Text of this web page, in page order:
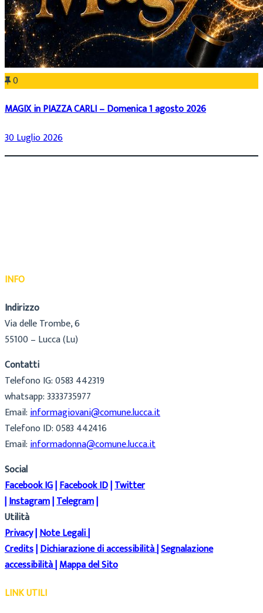
0
MAGIX in PIAZZA CARLI – Domenica 1 agosto 2026
30 Luglio 2026
INFO
Indirizzo
Via delle Trombe, 6
55100 – Lucca (Lu)
Contatti
Telefono IG: 0583 442319
whatsapp: 3333735977
Email:informagiovani@comune.lucca.it
Telefono ID: 0583 442416
Email:informadonna@comune.lucca.it
Social
Facebook IG|Facebook ID|Twitter
|Instagram|Telegram|
Utilità
Privacy|Note Legali|
Credits|Dichiarazione di accessibilità|Segnalazione
accessibilità|Mappa del Sito
LINK UTILI